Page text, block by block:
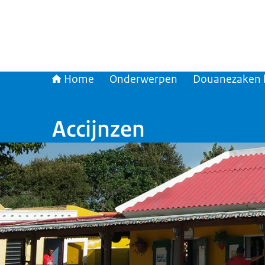
Home Onderwerpen
Accijnzen